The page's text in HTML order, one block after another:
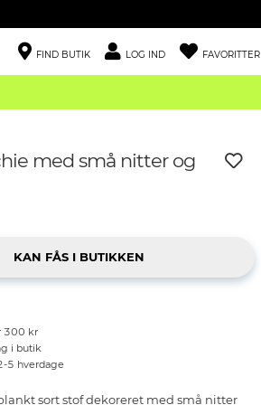
FIND BUTIK LOG IND FAVORITTER
med små nitter og
300 kr
i butik
5 hverdage
sort stof dekoreret med små nitter